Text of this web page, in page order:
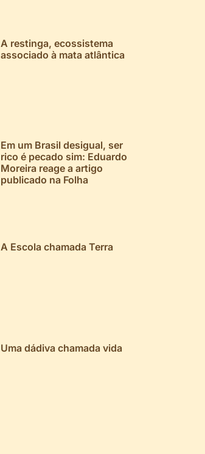
A restinga, ecossistema
associado à mata atlântica
Em um Brasil desigual, ser
rico é pecado sim: Eduardo
Moreira reage a artigo
publicado na Folha
A Escola chamada Terra
Uma dádiva chamada vida